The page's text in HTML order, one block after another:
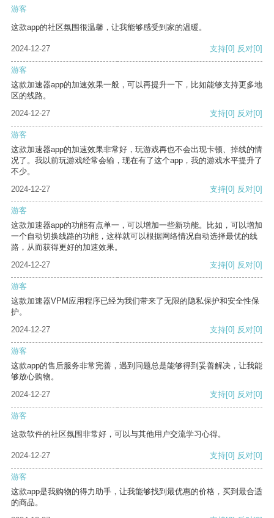
游客
这款app的社区氛围很温馨，让我能够感受到家的温暖。
2024-12-27 支持[0] 反对[0]
游客
这款加速器app的加速效果一般，可以再提升一下，比如能够支持更多地
区的线路。
2024-12-27
支持[0] 反对[0]
游客
这款加速器app的加速效果非常好，玩游戏再也不会出现卡顿、掉线的情
况了。我以前玩游戏经常会输，现在有了这个app，我的游戏水平提升了
不少。
2024-12-27
支持[0] 反对[0]
游客
这款加速器app的功能有点单一，可以增加一些新功能。比如，可以增加
一个自动切换线路的功能，这样就可以根据网络情况自动选择最优的线
路，从而获得更好的加速效果。
2024-12-27
支持[0] 反对[0]
游客
这款加速器VPM应用程序已经为我们带来了无限的隐私保护和安全性保
护。
2024-12-27
支持[0] 反对[0]
游客
这款app的售后服务非常完善，遇到问题总是能够得到妥善解决，让我能
够放心购物。
2024-12-27
支持[0] 反对[0]
游客
这款软件的社区氛围非常好，可以与其他用户交流学习心得。
2024-12-27 支持[0] 反对[0]
游客
这款app是我购物的得力助手，让我能够找到最优惠的价格，买到最合适
的商品。